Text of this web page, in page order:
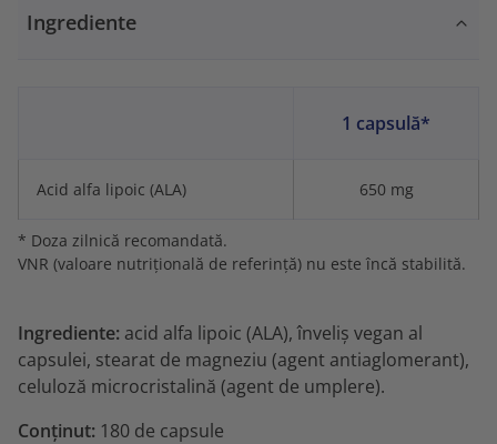
Ingrediente
1 capsulă*
Acid alfa lipoic (ALA) 650 mg
* Doza zilnică recomandată.
VNR (valoare nutrițională de referință) nu este încă stabilită.
Ingrediente: acid alfa lipoic (ALA), înveliș vegan al
capsulei, stearat de magneziu (agent antiaglomerant),
celuloză microcristalină (agent de umplere).
Conținut: 180 de capsule